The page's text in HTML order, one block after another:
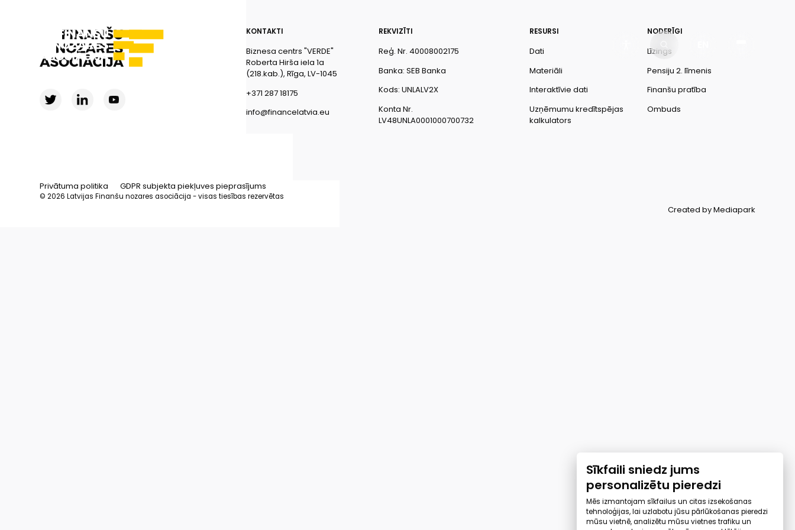
KONTAKTI
Biznesa centrs "VERDE"
Roberta Hirša iela 1a
(218.kab.), Rīga, LV-1045
+371 287 18175
info@financelatvia.eu
REKVIZĪTI
Reģ. Nr. 40008002175
Banka: SEB Banka
Kods: UNLALV2X
Konta Nr.
LV48UNLA0001000700732
RESURSI
Dati
Materiāli
Interaktīvie dati
Uzņēmumu kredītspējas
kalkulators
NODERĪGI
Līzings
Pensiju 2. līmenis
Finanšu pratība
Ombuds
Privātuma politika GDPR subjekta piekļuves pieprasījums
© 2026 Latvijas Finanšu nozares asociācija - visas tiesības rezervētas
Created by Mediapark
Sīkfaili sniedz jums
personalizētu pieredzi
Mēs izmantojam sīkfailus un citas izsekošanas
tehnoloģijas, lai uzlabotu jūsu pārlūkošanas pieredzi
mūsu vietnē, analizētu mūsu vietnes trafiku un